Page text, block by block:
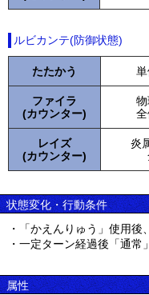
ルビカンテ(防御状態)
たたかう
ファイラ
(カウンター)
レイズ
(カウンター)
炎
状態変化・行動条件
・「かえんりゅう」使用
・一定ターン経過後「通常
属性